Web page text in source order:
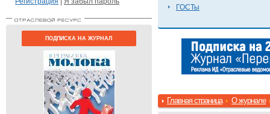
ПОДПИСКА НА ЖУРНАЛ
ГОСТы
Главная страница О журнале